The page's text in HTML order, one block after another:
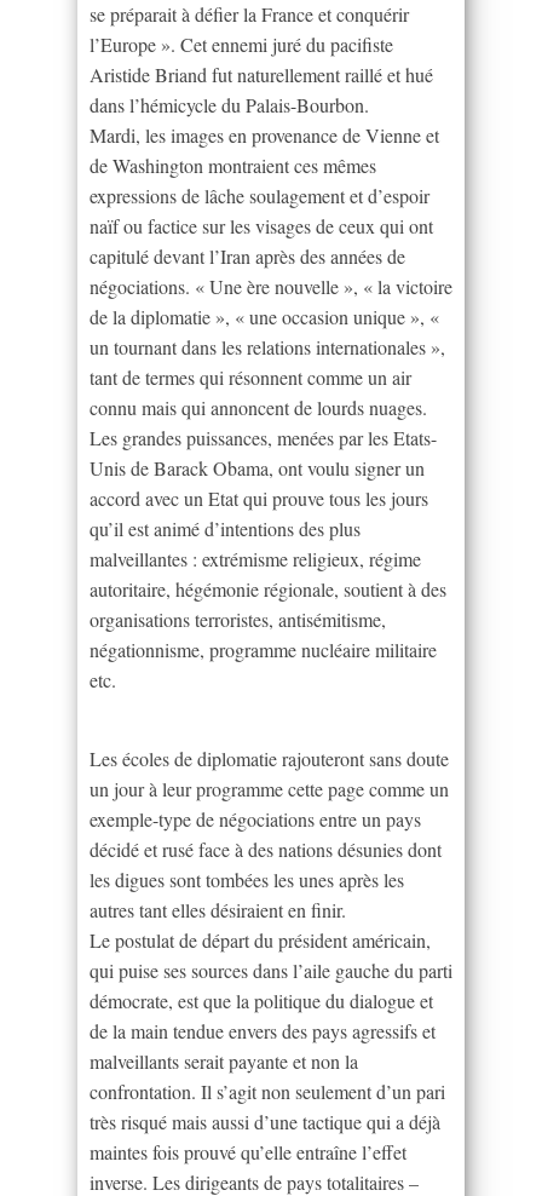
se préparait à défier la France et conquérir
l’Europe ». Cet ennemi juré du pacifiste
Aristide Briand fut naturellement raillé et hué
dans l’hémicycle du Palais-Bourbon.
Mardi, les images en provenance de Vienne et
de Washington montraient ces mêmes
expressions de lâche soulagement et d’espoir
naïf ou factice sur les visages de ceux qui ont
capitulé devant l’Iran après des années de
négociations. « Une ère nouvelle », « la victoire
de la diplomatie », « une occasion unique », «
un tournant dans les relations internationales »,
tant de termes qui résonnent comme un air
connu mais qui annoncent de lourds nuages.
Les grandes puissances, menées par les Etats-
Unis de Barack Obama, ont voulu signer un
accord avec un Etat qui prouve tous les jours
qu’il est animé d’intentions des plus
malveillantes : extrémisme religieux, régime
autoritaire, hégémonie régionale, soutient à des
organisations terroristes, antisémitisme,
négationnisme, programme nucléaire militaire
etc.
Les écoles de diplomatie rajouteront sans doute
un jour à leur programme cette page comme un
exemple-type de négociations entre un pays
décidé et rusé face à des nations désunies dont
les digues sont tombées les unes après les
autres tant elles désiraient en finir.
Le postulat de départ du président américain,
qui puise ses sources dans l’aile gauche du parti
démocrate, est que la politique du dialogue et
de la main tendue envers des pays agressifs et
malveillants serait payante et non la
confrontation. Il s’agit non seulement d’un pari
très risqué mais aussi d’une tactique qui a déjà
maintes fois prouvé qu’elle entraîne l’effet
inverse. Les dirigeants de pays totalitaires –